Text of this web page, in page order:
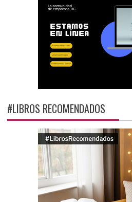
#LIBROS RECOMENDADOS